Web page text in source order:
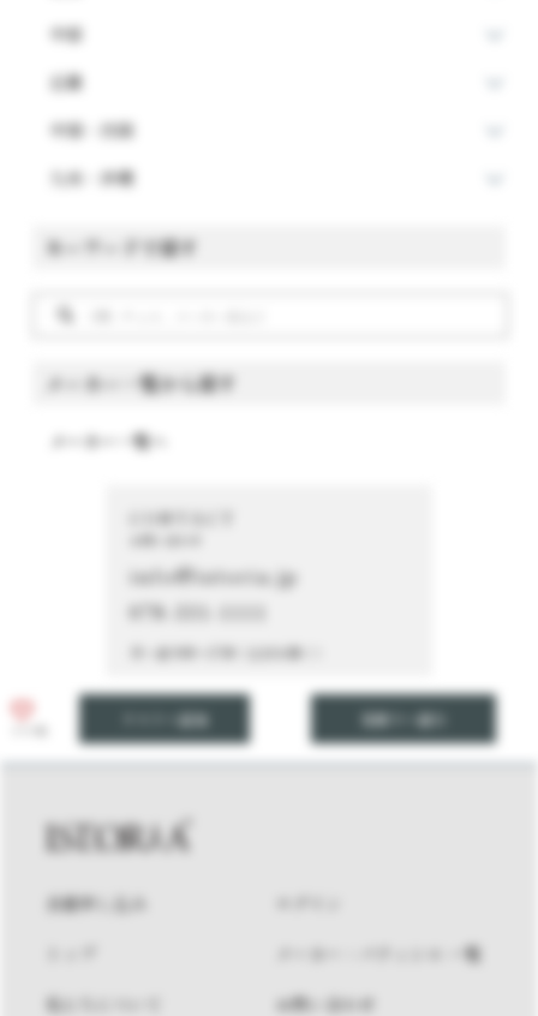
中部
近畿
中国・四国
九州・沖縄
キーワードで探す
メーカー一覧から探す
メーカー一覧へ
CONTACT
info@istoria.jp
078-331-1111
リストへ追加 見積りへ進む
会員申し込み
メーカー・パティシエ 一覧
お問い合わせ